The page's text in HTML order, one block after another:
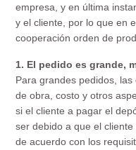
empresa, y en última
y el cliente, por lo que en
cooperación orden de
1. El pedido es grande,
Para grandes pedidos,
de obra, costo y otros
si el cliente a pagar el
ser debido a que el
de acuerdo con los